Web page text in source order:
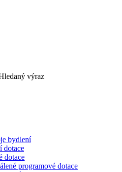
výraz
bydlení
dotace
dotace
programové dotace